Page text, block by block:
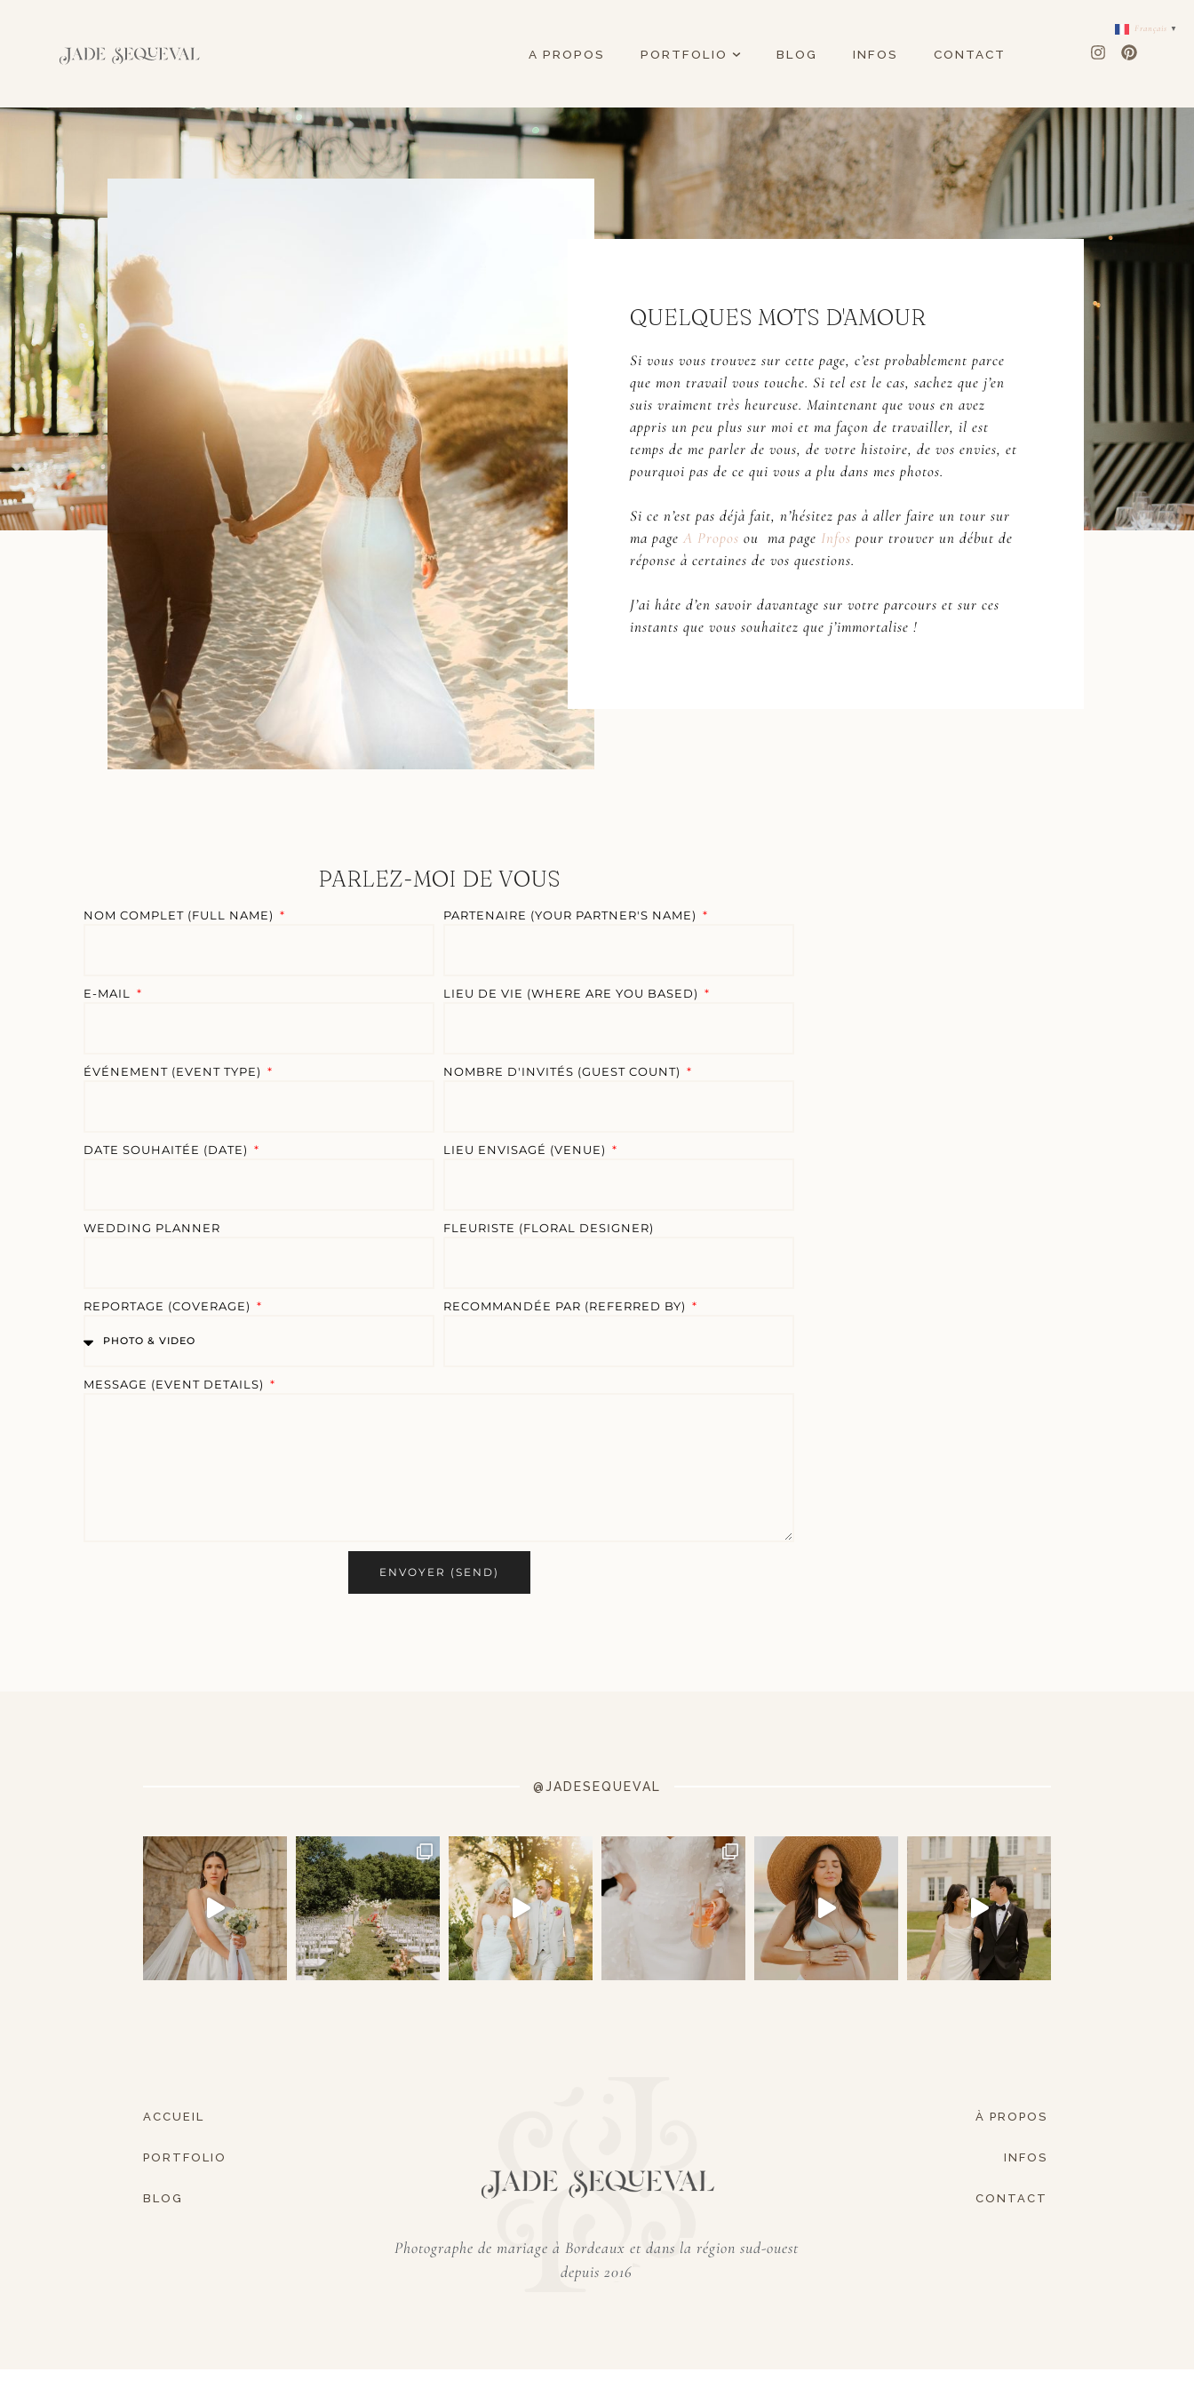
A PROPOS PORTFOLIO BLOG INFOS CONTACT
QUELQUES MOTS D'AMOUR
Si vous vous trouvez sur cette page, c’est probablement parce
que mon travail vous touche. Si tel est le cas, sachez que j’en
suis vraiment très heureuse. Maintenant que vous en avez
appris un peu plus sur moi et ma façon de travailler, il est
temps de me parler de vous, de votre histoire, de vos envies, et
pourquoi pas de ce qui vous a plu dans mes photos.
Si ce n’est pas déjà fait, n’hésitez pas à aller faire un tour sur
ma page A Propos ou ma page Infos pour trouver un début de
réponse à certaines de vos questions.
J’ai hâte d’en savoir davantage sur votre parcours et sur ces
instants que vous souhaitez que j’immortalise !
PARLEZ-MOI DE VOUS
NOM COMPLET (FULL NAME) PARTENAIRE (YOUR PARTNER'S NAME)
E-MAIL LIEU DE VIE (WHERE ARE YOU BASED)
ÉVÉNEMENT (EVENT TYPE) NOMBRE D'INVITÉS (GUEST COUNT)
DATE SOUHAITÉE (DATE) LIEU ENVISAGÉ (VENUE)
WEDDING PLANNER FLEURISTE (FLORAL DESIGNER)
REPORTAGE (COVERAGE) RECOMMANDÉE PAR (REFERRED BY)
MESSAGE (EVENT DETAILS)
ENVOYER (SEND)
@JADESEQUEVAL
ACCUEIL
PORTFOLIO
BLOG
Photographe de mariage à Bordeaux et dans la région sud-ouest
depuis 2016
À PROPOS
INFOS
CONTACT
Français ▼